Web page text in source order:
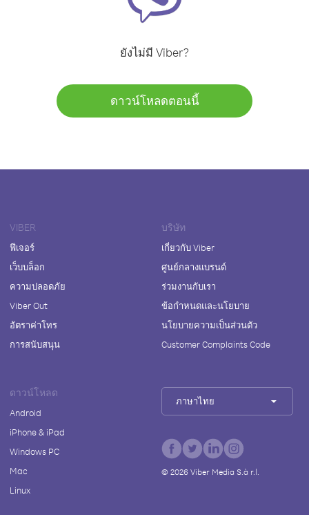
ยังไม่มี Viber?
ดาวน์โหลดตอนนี้
VIBER
ฟีเจอร์
เว็บบล็อก
ความปลอดภัย
Viber Out
อัตราค่าโทร
การสนับสนุน
บริษัท
เกี่ยวกับ Viber
ศูนย์กลางแบรนด์
ร่วมงานกับเรา
ข้อกำหนดและนโยบาย
นโยบายความเป็นส่วนตัว
Customer Complaints Code
ดาวน์โหลด
Android
iPhone & iPad
Windows PC
Mac
Linux
ภาษาไทย
© 2026Viber Media S.à r.l.